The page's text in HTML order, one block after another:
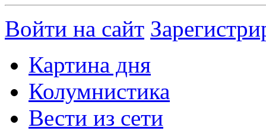
Войти на сайт
Картина дня
Колумнистика
Вести из сети